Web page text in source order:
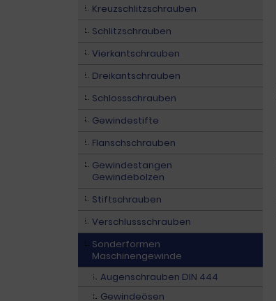
Kreuzschlitzschrauben
Schlitzschrauben
Vierkantschrauben
Dreikantschrauben
Schlossschrauben
Gewindestifte
Flanschschrauben
Gewindestangen
Gewindebolzen
Stiftschrauben
Verschlussschrauben
Sonderformen
Maschinengewinde
Augenschrauben DIN 444
Gewindeösen